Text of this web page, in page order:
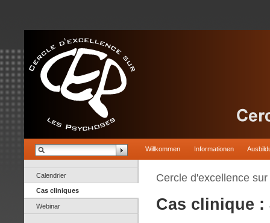
Willkommen Informationen
Calendrier
Cas cliniques
Webinar
Cercle d'excellence
Cas clinique :